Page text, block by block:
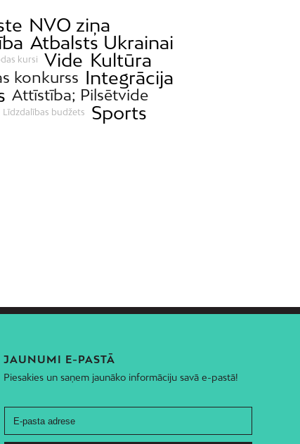
NVO ziņa
Atbalsts Ukrainai
kursi Vide Kultūra
konkurss Integrācija
Attīstība; Pilsētvide
Līdzdalības budžets Sports
JAUNUMI E-PASTĀ
Piesakies un saņem jaunāko informāciju savā e-pastā!